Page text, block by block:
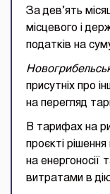
За дев’ять
місцевого і
податків на
присутніх про
на перегляд
В тарифах на
проєкті
на енергоносії
витратами в